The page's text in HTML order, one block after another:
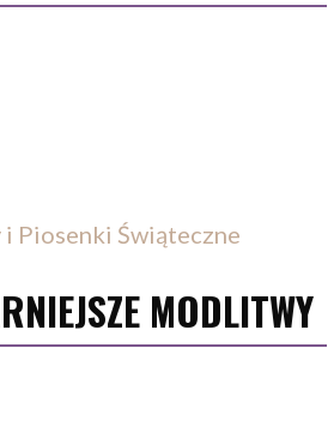
Piosenki Świąteczne
MODLITWY